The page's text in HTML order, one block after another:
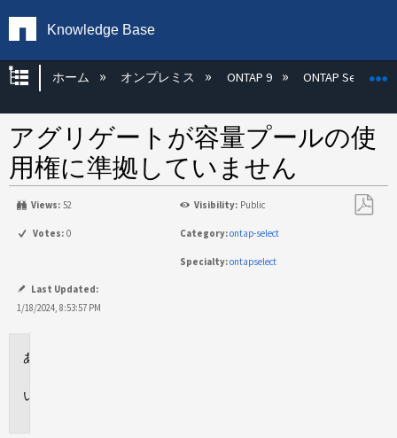
Knowledge Base
グローバル階層を展開/折りたたむ
ホーム オンプレミス ONTAP 9 ONTAP Select
アグリゲートが容量プールの使
用権に準拠していません
Views: 52 Visibility: Public
Votes: 0 Category:ontap-select
Specialty:ontapselect
Last Updated:
1/18/2024, 8:53:57 PM